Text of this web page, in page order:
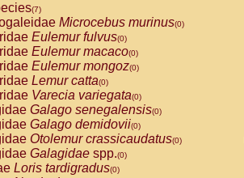
(7)
Microcebus murinus(0)
Eulemur fulvus(0)
Eulemur macaco(0)
Eulemur mongoz(0)
Lemur catta(0)
Varecia variegata(0)
Galago senegalensis(0)
Galago demidovii(0)
Otolemur crassicaudatus(0)
Galagidae spp.(0)
Loris tardigradus(0)